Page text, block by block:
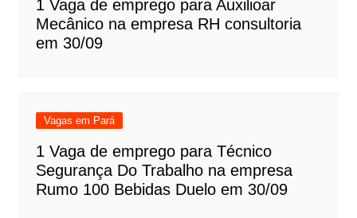
1 Vaga de emprego para Auxilioar
Mecânico na empresa RH consultoria
em 30/09
Vagas em Pará
1 Vaga de emprego para Técnico
Segurança Do Trabalho na empresa
Rumo 100 Bebidas Duelo em 30/09